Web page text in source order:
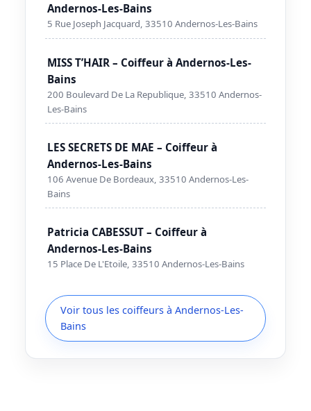
Andernos-Les-Bains
5 Rue Joseph Jacquard, 33510 Andernos-Les-Bains
MISS T’HAIR – Coiffeur à Andernos-Les-
Bains
200 Boulevard De La Republique, 33510 Andernos-
Les-Bains
LES SECRETS DE MAE – Coiffeur à
Andernos-Les-Bains
106 Avenue De Bordeaux, 33510 Andernos-Les-
Bains
Patricia CABESSUT – Coiffeur à
Andernos-Les-Bains
15 Place De L'Etoile, 33510 Andernos-Les-Bains
Voir tous les coiffeurs à Andernos-Les-
Bains